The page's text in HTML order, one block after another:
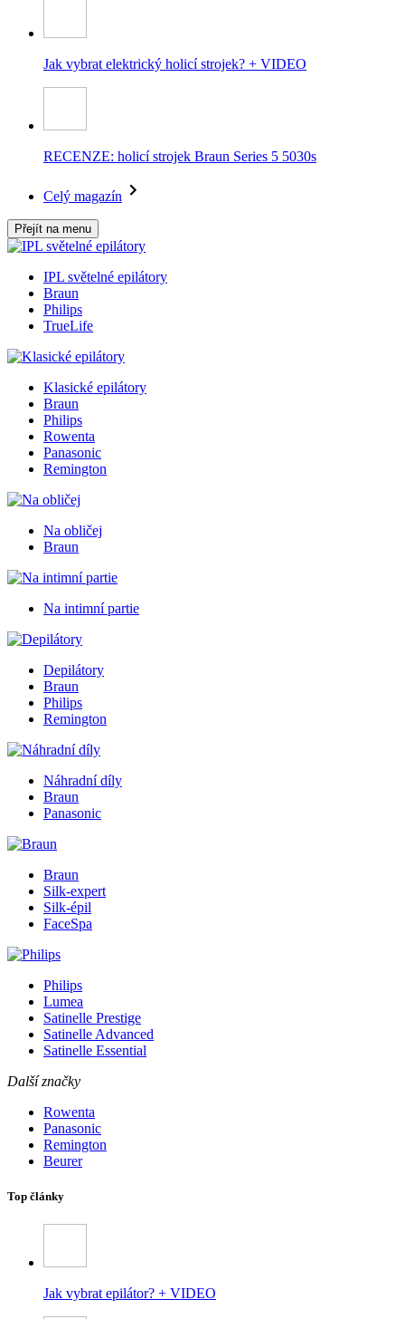
Jak vybrat elektrický holicí strojek? + VIDEO
RECENZE: holicí strojek Braun Series 5 5030s
Celý magazín
Přejít na menu
IPL světelné epilátory
Braun
Philips
TrueLife
Klasické epilátory
Braun
Philips
Rowenta
Panasonic
Remington
Na obličej
Braun
Na intimní partie
Depilátory
Braun
Philips
Remington
Náhradní díly
Braun
Panasonic
Braun
Silk-expert
Silk-épil
FaceSpa
Philips
Lumea
Satinelle Prestige
Satinelle Advanced
Satinelle Essential
Další značky
Rowenta
Panasonic
Remington
Beurer
Top články
Jak vybrat epilátor? + VIDEO